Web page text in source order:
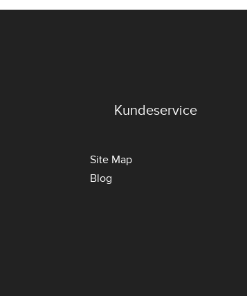
Kundeservice
Site Map
Blog